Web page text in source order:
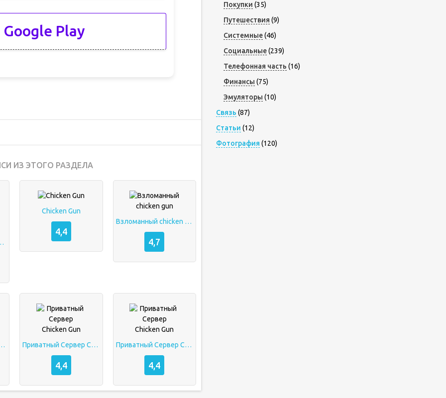
Play
ИЗ ЭТОГО РАЗДЕЛА
Мод-Меню
Chicken Gun
4,4
Взломанный chicken gun
4,7
Chicken Gun Приватный Сервер Chicken Gun
4,4
Приватный Сервер Chicken Gun
4,4
Покупки (35)
Путешествия (9)
Системные(46)
Социальные(239)
Телефонная часть (16)
Финансы (75)
Эмуляторы (10)
Связь (87)
Статьи (12)
Фотография (120)